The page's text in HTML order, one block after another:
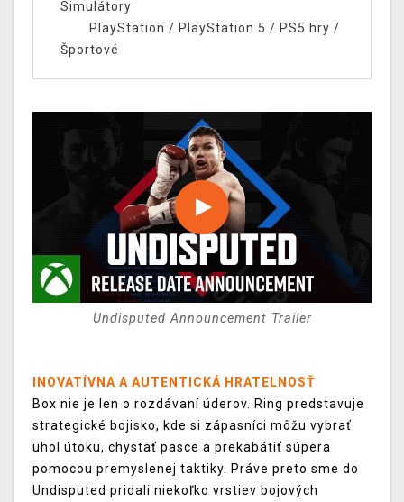
Simulátory
PlayStation / PlayStation 5 / PS5 hry /
Športové
Undisputed Announcement Trailer
INOVATÍVNA A AUTENTICKÁ HRATELNOSŤ
Box nie je len o rozdávaní úderov. Ring predstavuje
strategické bojisko, kde si zápasníci môžu vybrať
uhol útoku, chystať pasce a prekabátiť súpera
pomocou premyslenej taktiky. Práve preto sme do
Undisputed pridali niekoľko vrstiev bojových